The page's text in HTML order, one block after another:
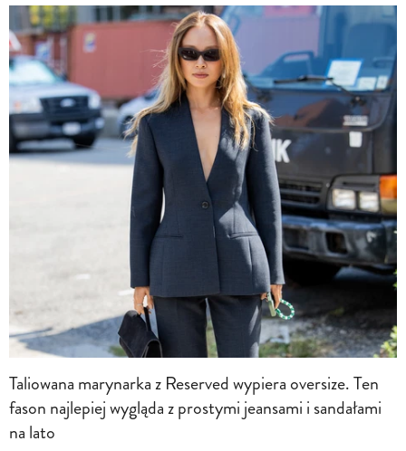
Taliowana marynarka z Reserved wypiera oversize. Ten
fason najlepiej wygląda z prostymi jeansami i sandałami
na lato